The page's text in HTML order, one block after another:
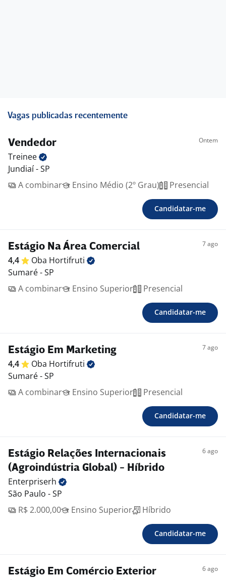
Vagas publicadas recentemente
Vendedor Ontem
Treinee
Jundiaí - SP
A combinar
Ensino Médio (2º Grau) Presencial
Candidatar-me
Estágio Na Área Comercial 7 ago
4,4 Oba Hortifruti
Sumaré - SP
A combinar
Ensino Superior Presencial
Candidatar-me
Estágio Em Marketing 7 ago
4,4 Oba Hortifruti
Sumaré - SP
A combinar
Ensino Superior Presencial
Candidatar-me
Estágio Relações Internacionais
(Agroindústria Global) - Híbrido
6 ago
Enterpriserh
São Paulo - SP
R$ 2.000,00
Ensino Superior Híbrido
Candidatar-me
Estágio Em Comércio Exterior
6 ago